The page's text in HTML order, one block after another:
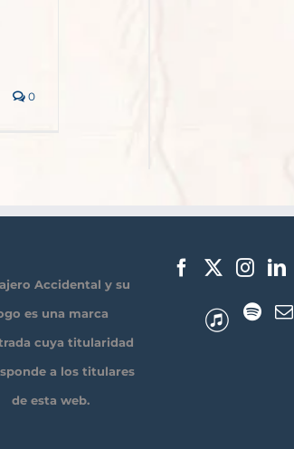
0
Accidental y su
es una marca
cuya titularidad
a los titulares
de esta web.